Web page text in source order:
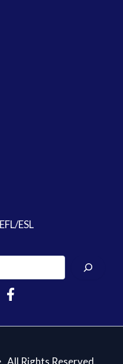
ESL
All Rights Reserved.